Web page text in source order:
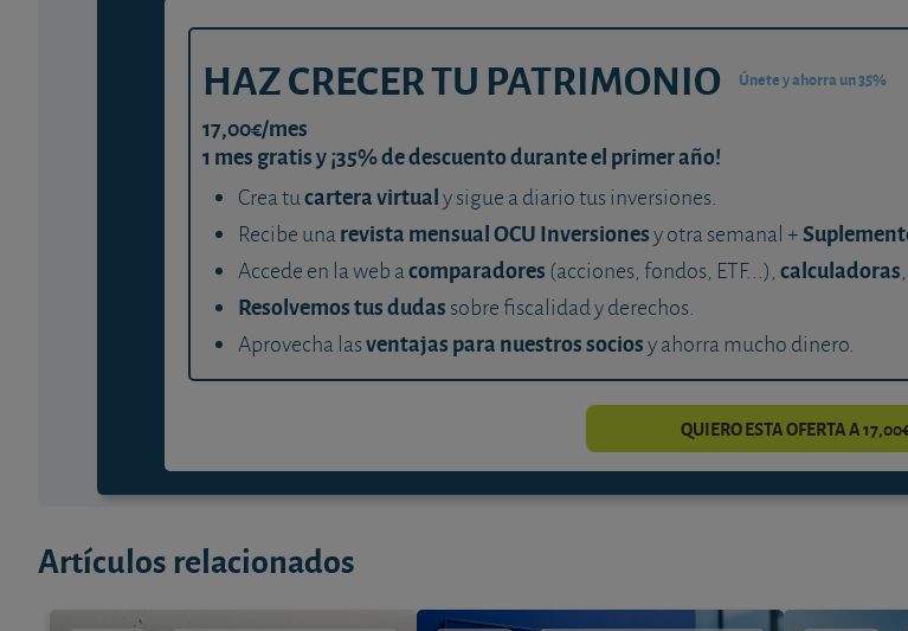
HAZ CRECER TU PATRIMONIO Únete y ahorra un 35%
17,00€/mes
1 mes gratis y ¡35% de descuento durante el primer año!
Crea tucartera virtualy sigue a diario tus inversiones.
Recibe unarevista mensual OCU Inversionesy otra semanal +
Accede en la web acomparadores (acciones, fondos, ETF...), calculadoras,
Resolvemos tus dudas sobre fiscalidad y derechos.
Aprovecha lasventajas para nuestros sociosy ahorra mucho dinero.
QUIERO ESTA OFERTA A
Artículos relacionados